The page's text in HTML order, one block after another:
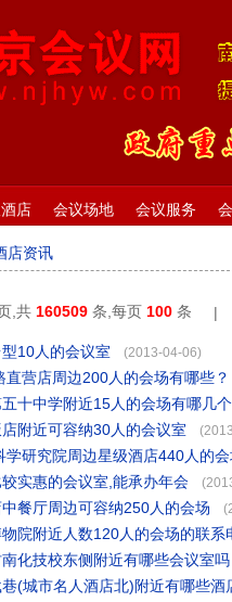
店 会议场地 会议服务
店资讯
,共 160509 条,每页 100 条 |
10人的会议室 (2013-04-06)
直营店周边200人的会场有哪些？
十中学附近15人的会场有哪几个
附近可容纳30人的会议室
学研究院周边星级酒店440人的会
实惠的会议室,能承办年会
餐厅周边可容纳250人的会场
院附近人数120人的会场的联系
化技校东侧附近有哪些会议室吗
(城市名人酒店北)附近有哪些酒